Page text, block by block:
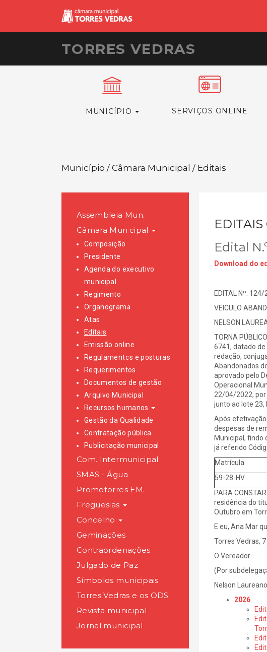
TORRES VEDRAS
MUNICÍPIO SERVIÇOS ONLINE
Município / Câmara Municipal / Editais
Assembleia Mun.
Câmara Municipal
Composição
Presidente
Agenda do executivo
municipal
Regimento
Organograma
Atas
Editais
Emissão online
Regulamentos e posturas
Requerimentos
Documentos de gestão
Arquivo Municipal
Recursos humanos
Gestão da Qualidade
Contratação pública
Publicitação municipal
Com. Intermunicipal
SMAS - Água
Promotorres EM.
Freguesias
Concelho
Geminações
Contraordenações
Julgado de Paz
Símbolos municipais
Torres Vedras e os ODS
Revista municipal
Jornal municipal
Edital
Download do
EDITAL Nº. 124/
VEICULO
NELSON
TORNA
6741, datado
redação,
Abandonados
aprovado pelo
Operacional
22/04/2022, por
junto ao lote 23,
Após
despesas de
Municipal, findo
já referido
Matrícula
59-28-HV
PARA
residência do
Outubro em
E eu, Ana Mar
Torres Vedras,
O Vereador
(Por
Nelson
2026